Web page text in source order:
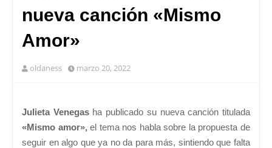
nueva canción «Mismo
Amor»
oldaness marzo 20, 2022
Julieta Venegas ha publicado su nueva canción titulada
«Mismo amor»,el tema nos habla sobre la propuesta de
seguir en algo que ya no da para más, sintiendo que falta